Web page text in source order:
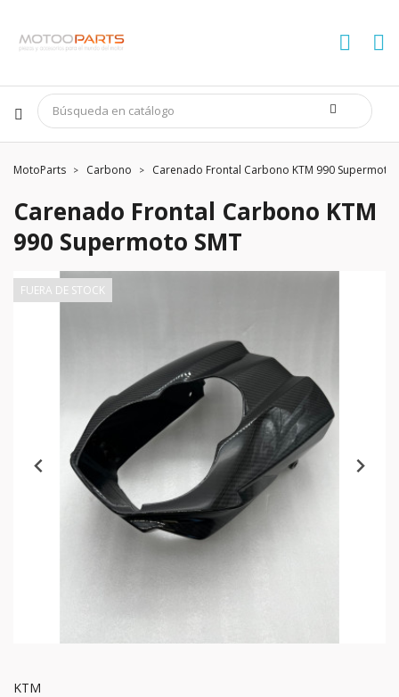
MotoParts Carbono Carenado Frontal Carbono KTM 990 Supermoto
Carenado Frontal Carbono KTM
990 Supermoto SMT
FUERA DE STOCK
KTM